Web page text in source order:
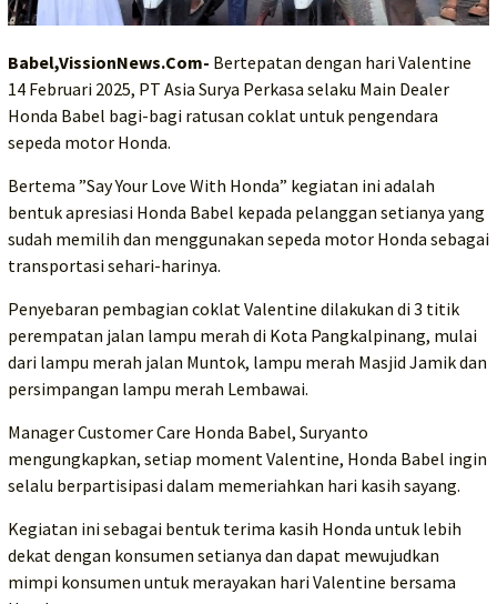
Babel,VissionNews.Com- Bertepatan dengan hari Valentine
14 Februari 2025, PT Asia Surya Perkasa selaku Main Dealer
Honda Babel bagi-bagi ratusan coklat untuk pengendara
sepeda motor Honda.
Bertema ”Say Your Love With Honda” kegiatan ini adalah
bentuk apresiasi Honda Babel kepada pelanggan setianya yang
sudah memilih dan menggunakan sepeda motor Honda sebagai
transportasi sehari-harinya.
Penyebaran pembagian coklat Valentine dilakukan di 3 titik
perempatan jalan lampu merah di Kota Pangkalpinang, mulai
dari lampu merah jalan Muntok, lampu merah Masjid Jamik dan
persimpangan lampu merah Lembawai.
Manager Customer Care Honda Babel, Suryanto
mengungkapkan, setiap moment Valentine, Honda Babel ingin
selalu berpartisipasi dalam memeriahkan hari kasih sayang.
Kegiatan ini sebagai bentuk terima kasih Honda untuk lebih
dekat dengan konsumen setianya dan dapat mewujudkan
mimpi konsumen untuk merayakan hari Valentine bersama